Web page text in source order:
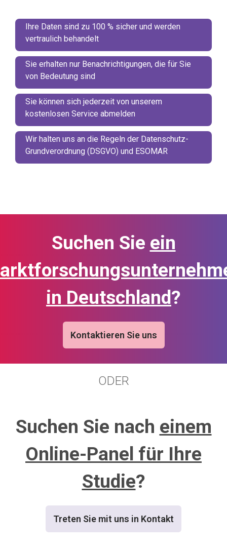
Ihre Daten sind zu 100 % sicher und werden
vertraulich behandelt
Sie erhalten nur Benachrichtigungen, die für Sie
von Bedeutung sind
Sie können sich jederzeit von unserem
kostenlosen Service abmelden
Wir halten uns an die Regeln der Datenschutz-
Grundverordnung (DSGVO) und ESOMAR
Suchen Sie ein
in Deutschland?
Kontaktieren Sie uns
ODER
Suchen Sie nach einem
Online-Panel für Ihre
Studie?
Treten Sie mit uns in Kontakt